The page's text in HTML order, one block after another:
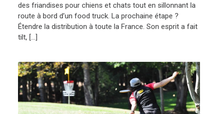
des friandises pour chiens et chats tout en sillonnant la
route à bord d’un food truck. La prochaine étape ?
Étendre la distribution à toute la France. Son esprit a fait
tilt, […]